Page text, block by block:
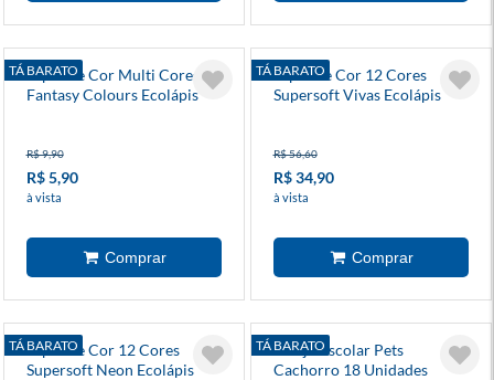
TÁ BARATO
Lápis De Cor Multi Cores
Fantasy Colours Ecolápis
R$ 9,90
R$ 5,90
à vista
TÁ BARATO
Lápis De Cor 12 Cores
Supersoft Vivas Ecolápis
R$ 56,60
R$ 34,90
à vista
TÁ BARATO
Lápis De Cor 12 Cores
Supersoft Neon Ecolápis
TÁ BARATO
Estojo Escolar Pets
Cachorro 18 Unidades